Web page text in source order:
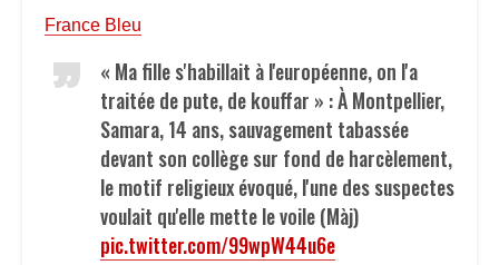
France Bleu
« Ma fille s'habillait à l'européenne, on l'a
traitée de pute, de kouffar » : À Montpellier,
Samara, 14 ans, sauvagement tabassée
devant son collège sur fond de harcèlement,
le motif religieux évoqué, l'une des suspectes
voulait qu'elle mette le voile (Màj)
pic.twitter.com/99wpW44u6e